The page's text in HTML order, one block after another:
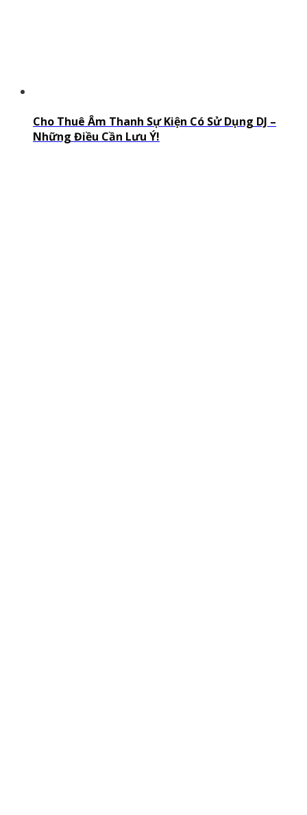
Cho Thuê Âm Thanh Sự Kiện Có Sử Dụng DJ –
Những Điều Cần Lưu Ý!